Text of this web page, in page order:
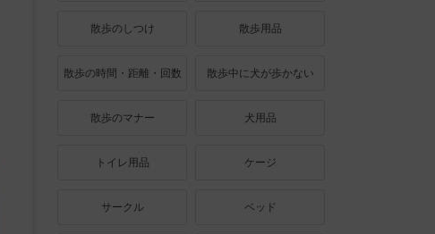
散歩のしつけ 散歩用品
散歩の時間・距離・回数 散歩中に犬が歩かない
散歩のマナー 犬用品
トイレ用品 ケージ
サークル ベッド